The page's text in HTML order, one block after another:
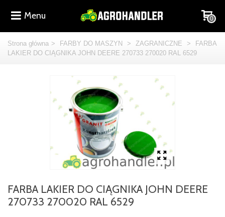
Menu 0
Strona główna > FARBY DO MASZYN > ZAGRANICZNE >
FARBA
LAKIER DO CIĄGNIKA JOHN DEERE 270733 270020 RAL 6529
FARBA LAKIER DO CIĄGNIKA JOHN DEERE
270733 270020 RAL 6529